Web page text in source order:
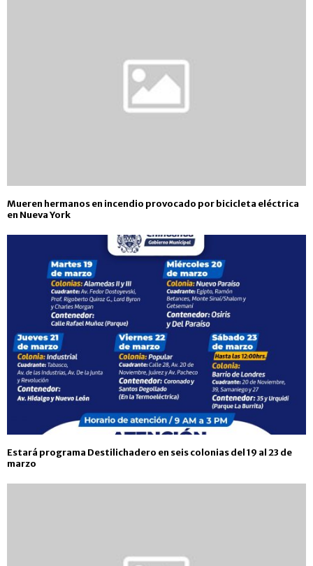
Mueren hermanos en incendio provocado por bicicleta eléctrica
en Nueva York
Estará programa Destilichadero en seis colonias del 19 al 23 de
marzo